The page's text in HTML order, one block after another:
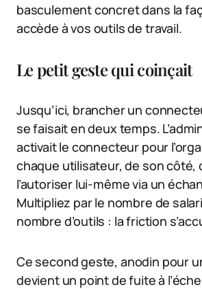
basculement concret dans la
accède à vos outils de travail.
Le petit geste qui coinçait
Jusqu’ici, brancher un
se faisait en deux temps.
activait le connecteur pour
chaque utilisateur, de son côté,
l’autoriser lui-même via un
Multipliez par le nombre de
nombre d’outils : la friction
Ce second geste, anodin pour
devient un point de fuite à